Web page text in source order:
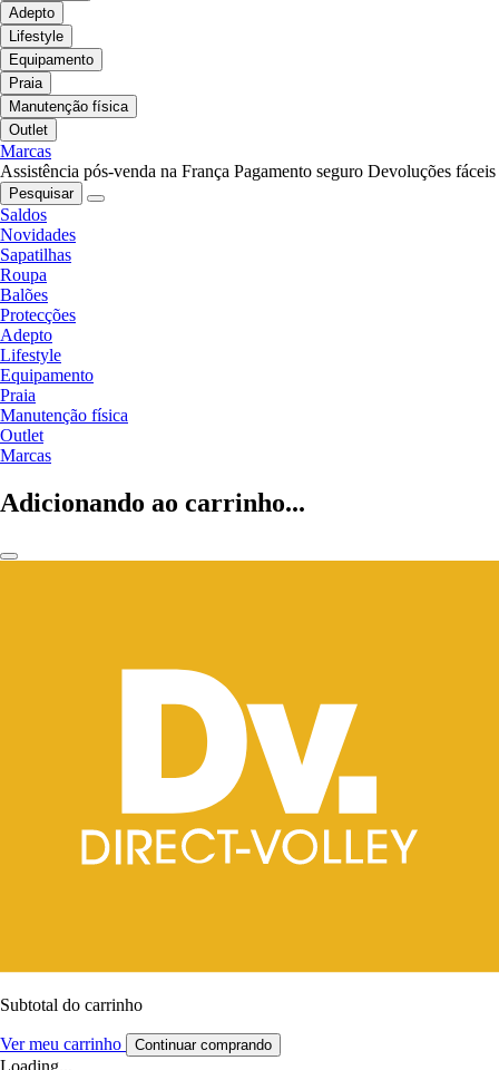
Adepto
Lifestyle
Equipamento
Praia
Manutenção física
Outlet
Marcas
Assistência pós-venda na França Pagamento seguro Devoluções fáceis
Pesquisar
Saldos
Novidades
Sapatilhas
Roupa
Balões
Protecções
Adepto
Lifestyle
Equipamento
Praia
Manutenção física
Outlet
Marcas
Adicionando ao carrinho...
Subtotal do carrinho
Ver meu carrinho Continuar comprando
Loading...